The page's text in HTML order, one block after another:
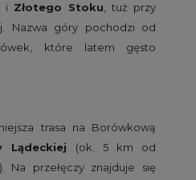
i Złotego Stoku, tuż przy
Nazwa góry pochodzi od
które latem gęsto
trasa na Borówkową
Lądeckiej (ok. 5 km od
Na przełęczy znajduje się